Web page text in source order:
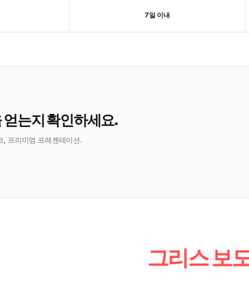
7일 이내
얻는지 확인하세요.
, 프리미엄 프레젠테이션.
그리스 보